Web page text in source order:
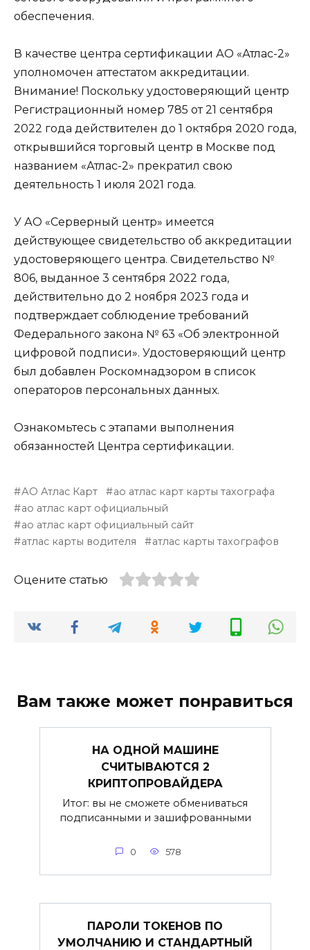
обеспечения.
В качестве центра сертификации АО «Атлас-2»
уполномочен аттестатом аккредитации.
Внимание! Поскольку удостоверяющий центр
Регистрационный номер 785 от 21 сентября
2022 года действителен до 1 октября 2020 года,
открывшийся торговый центр в Москве под
названием «Атлас-2» прекратил свою
деятельность 1 июля 2021 года.
У АО «Серверный центр» имеется
действующее свидетельство об аккредитации
удостоверяющего центра. Свидетельство №
806, выданное 3 сентября 2022 года,
действительно до 2 ноября 2023 года и
подтверждает соблюдение требований
Федерального закона № 63 «Об электронной
цифровой подписи». Удостоверяющий центр
был добавлен Роскомнадзором в список
операторов персональных данных.
Ознакомьтесь с этапами выполнения
обязанностей Центра сертификации.
АО Атлас Карт
ао атлас карт карты тахографа
ао атлас карт официальный
ао атлас карт официальный сайт
атлас карты водителя
атлас карты тахографов
Оцените статью
Вам также может понравиться
НА ОДНОЙ МАШИНЕ
СЧИТЫВАЮТСЯ 2
КРИПТОПРОВАЙДЕРА
Итог: вы не сможете обмениваться
подписанными и зашифрованными
0 578
ПАРОЛИ ТОКЕНОВ ПО
УМОЛЧАНИЮ И СТАНДАРТНЫЙ